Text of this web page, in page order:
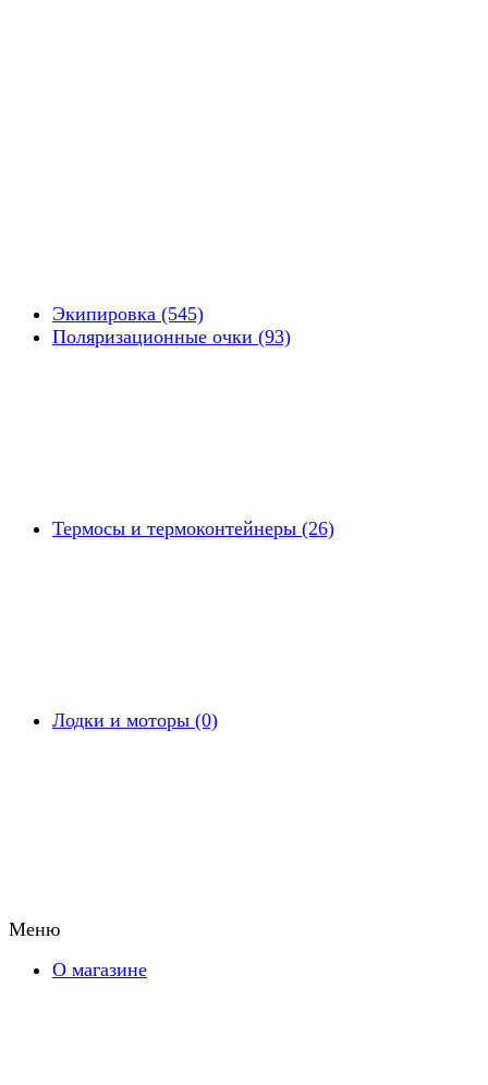
Экипировка (545)
Поляризационные очки (93)
Термосы и термоконтейнеры (26)
Лодки и моторы (0)
Меню
О магазине